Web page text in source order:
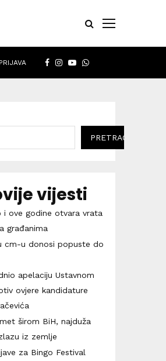
FACEBOOK
INSTAGRAM
YOUTUBE
WHATSAPP
PRIJAVA
PRETRAGA
vijesti
i ove godine otvara vrata
građanima
cm-u donosi popuste do
apelaciju Ustavnom
ovjere kandidature
širom BiH, najduža
iz zemlje
za Bingo Festival